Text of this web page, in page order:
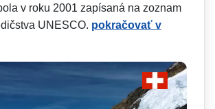
v roku 2001 zapísaná na zoznam
UNESCO. pokračovať v